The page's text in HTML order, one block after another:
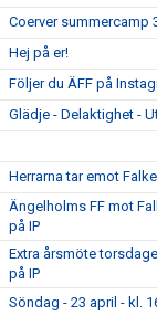
Coerver summercamp
Hej på er!
Följer du ÄFF på
Glädje - Delaktighet -
Herrarna tar emot
Ängelholms FF mot
på IP
Extra årsmöte
på IP
Söndag - 23 april - kl.